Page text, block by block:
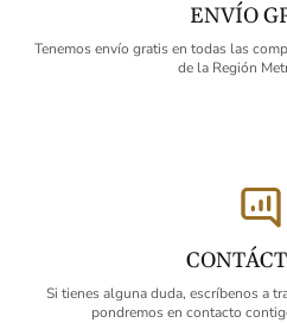
ENVÍO
Tenemos envío gratis en todas las
de la Región
Si tienes alguna duda, escríbenos a
pondremos en contacto